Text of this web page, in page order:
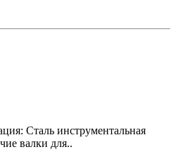
Сталь инструментальная
валки для..